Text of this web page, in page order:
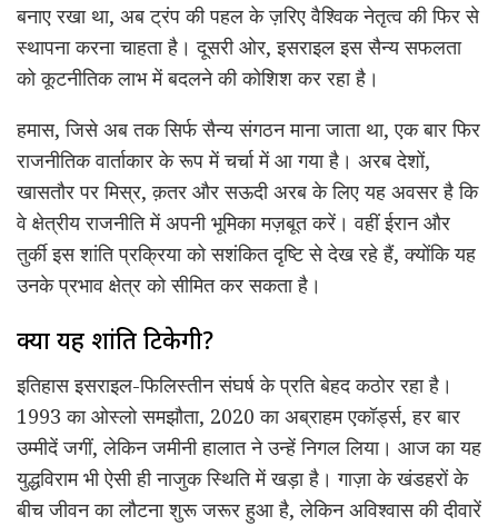
बनाए रखा था, अब ट्रंप की पहल के ज़रिए वैश्विक नेतृत्व की फिर से
स्थापना करना चाहता है। दूसरी ओर, इसराइल इस सैन्य सफलता
को कूटनीतिक लाभ में बदलने की कोशिश कर रहा है।
हमास, जिसे अब तक सिर्फ सैन्य संगठन माना जाता था, एक बार फिर
राजनीतिक वार्ताकार के रूप में चर्चा में आ गया है। अरब देशों,
खासतौर पर मिस्र, क़तर और सऊदी अरब के लिए यह अवसर है कि
वे क्षेत्रीय राजनीति में अपनी भूमिका मज़बूत करें। वहीं ईरान और
तुर्की इस शांति प्रक्रिया को सशंकित दृष्टि से देख रहे हैं, क्योंकि यह
उनके प्रभाव क्षेत्र को सीमित कर सकता है।
क्या यह शांति टिकेगी?
इतिहास इसराइल-फिलिस्तीन संघर्ष के प्रति बेहद कठोर रहा है।
1993 का ओस्लो समझौता, 2020 का अब्राहम एकॉर्ड्स, हर बार
उम्मीदें जगीं, लेकिन जमीनी हालात ने उन्हें निगल लिया। आज का यह
युद्धविराम भी ऐसी ही नाजुक स्थिति में खड़ा है। गाज़ा के खंडहरों के
बीच जीवन का लौटना शुरू जरूर हुआ है, लेकिन अविश्वास की दीवारें